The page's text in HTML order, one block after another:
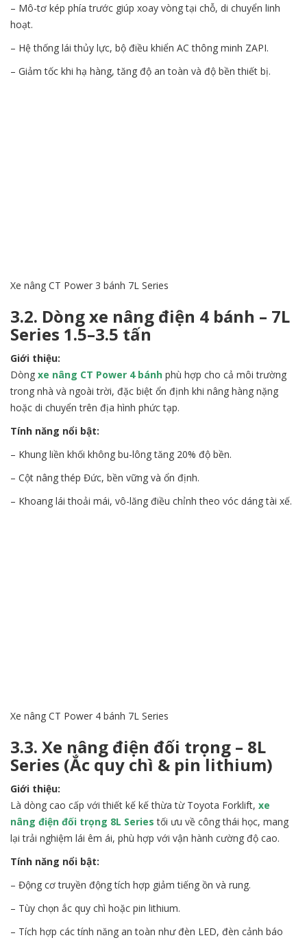
– Mô-tơ kép phía trước giúp xoay vòng tại chỗ, di chuyển linh
hoạt.
– Hệ thống lái thủy lực, bộ điều khiển AC thông minh ZAPI.
– Giảm tốc khi hạ hàng, tăng độ an toàn và độ bền thiết bị.
Xe nâng CT Power 3 bánh 7L Series
3.2. Dòng xe nâng điện 4 bánh – 7L
Series 1.5–3.5 tấn
Giới thiệu:
Dòng xe nâng CT Power 4 bánh phù hợp cho cả môi trường
trong nhà và ngoài trời, đặc biệt ổn định khi nâng hàng nặng
hoặc di chuyển trên địa hình phức tạp.
Tính năng nổi bật:
– Khung liền khối không bu-lông tăng 20% độ bền.
– Cột nâng thép Đức, bền vững và ổn định.
– Khoang lái thoải mái, vô-lăng điều chỉnh theo vóc dáng tài xế.
Xe nâng CT Power 4 bánh 7L Series
3.3. Xe nâng điện đối trọng – 8L
Series (Ắc quy chì & pin lithium)
Giới thiệu:
Là dòng cao cấp với thiết kế kế thừa từ Toyota Forklift, xe
nâng điện đối trọng 8L Series tối ưu về công thái học, mang
lại trải nghiệm lái êm ái, phù hợp với vận hành cường độ cao.
Tính năng nổi bật:
– Động cơ truyền động tích hợp giảm tiếng ồn và rung.
– Tùy chọn ắc quy chì hoặc pin lithium.
– Tích hợp các tính năng an toàn như đèn LED, đèn cảnh báo